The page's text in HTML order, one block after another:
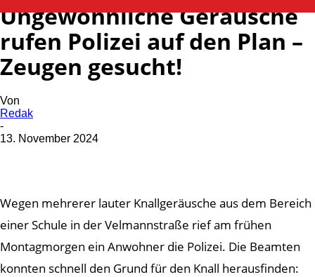
Ungewöhnliche Geräusche
rufen Polizei auf den Plan –
Zeugen gesucht!
Von
Redak
-
13. November 2024
Wegen mehrerer lauter Knallgeräusche aus dem Bereich
einer Schule in der Velmannstraße rief am frühen
Montagmorgen ein Anwohner die Polizei. Die Beamten
konnten schnell den Grund für den Knall herausfinden: